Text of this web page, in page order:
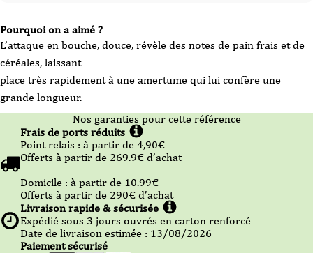
Pourquoi on a aimé ?
L’attaque en bouche, douce, révèle des notes de pain frais et de
céréales, laissant
place très rapidement à une amertume qui lui confère une
grande longueur.
Nos garanties pour cette référence
Frais de ports réduits
Point relais : à partir de 4,90€
Offerts à partir de 269.9€ d’achat
Domicile : à partir de 10.99€
Offerts à partir de 290€ d’achat
Livraison rapide & sécurisée
Expédié sous 3 jours ouvrés en carton renforcé
Date de livraison estimée : 13/08/2026
Paiement sécurisé